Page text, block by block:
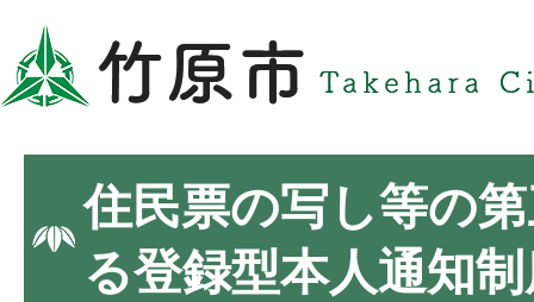
住民票の写し等の
る登録型本人通知